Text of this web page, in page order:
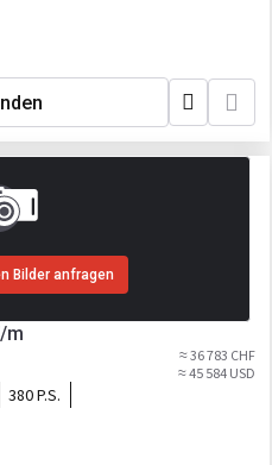
Bilder anfragen
m
≈ 36 783 CHF
≈ 45 584 USD
380 P.S.